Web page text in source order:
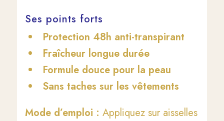
Ses points forts
Protection 48h anti-transpirant
Fraîcheur longue durée
Formule douce pour la peau
Sans taches sur les vêtements
Mode d’emploi : Appliquez sur aisselles